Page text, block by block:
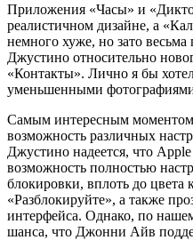
Приложения «Часы» и
реалистичном дизайне, а
немного хуже, но зато весьма
Джустино относительно
«Контакты». Лично я бы
уменьшенными
Самым интересным моментом
возможность различных
Джустино надеется, что
возможность полностью
блокировки, вплоть до цвета
«Разблокируйте», а также
интерфейса. Однако, по
шанса, что Джонни Айв